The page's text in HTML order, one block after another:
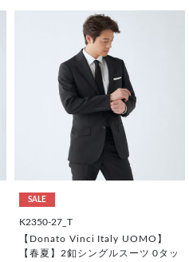
SALE
K2350-27_T
【Donato Vinci Italy UOMO】
【春夏】2釦シングルスーツ 0タッ